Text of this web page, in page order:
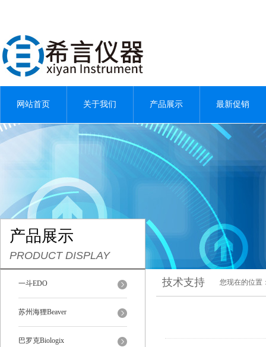
网站首页 关于我们 产品展示 最新促销
产品展示
PRODUCT DISPLAY
一斗EDO
苏州海狸Beaver
巴罗克Biologix
技术支持 您现在的位置